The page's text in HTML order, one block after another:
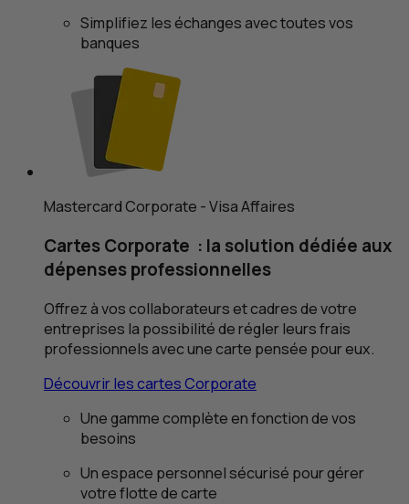
Simplifiez les échanges avec toutes vos
banques
Mastercard Corporate - Visa Affaires
CartesCorporate : la solution dédiée aux
dépenses professionnelles
Offrez à vos collaborateurs et cadres de votre
entreprises la possibilité de régler leurs frais
professionnels avec une carte pensée pour eux.
Découvrir les cartesCorporate
Une gamme complète en fonction de vos
besoins
Un espace personnel sécurisé pour gérer
votre flotte de carte